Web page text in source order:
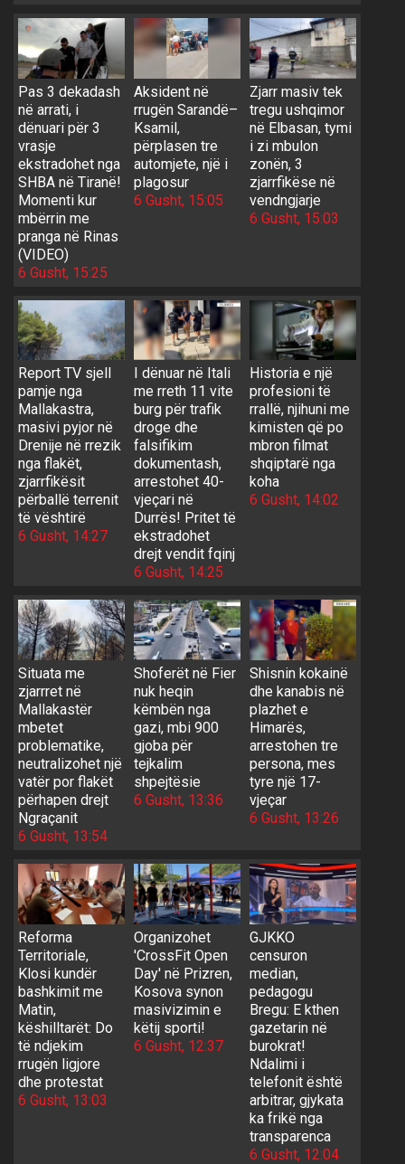
Pas 3 dekadash
në arrati, i
dënuari për 3
vrasje
ekstradohet nga
SHBA në Tiranë!
Momenti kur
mbërrin me
pranga në Rinas
(VIDEO)
6 Gusht, 15:25
Aksident në
rrugën Sarandë–
Ksamil,
përplasen tre
automjete, një i
plagosur
6 Gusht, 15:05
Zjarr masiv tek
tregu ushqimor
në Elbasan, tymi
i zi mbulon
zonën, 3
zjarrfikëse në
vendngjarje
6 Gusht, 15:03
Report TV sjell
pamje nga
Mallakastra,
masivi pyjor në
Drenije në rrezik
nga flakët,
zjarrfikësit
përballë terrenit
të vështirë
6 Gusht, 14:27
I dënuar në Itali
me rreth 11 vite
burg për trafik
droge dhe
falsifikim
dokumentash,
arrestohet 40-
vjeçari në
Durrës! Pritet të
ekstradohet
drejt vendit fqinj
6 Gusht, 14:25
Historia e një
profesioni të
rrallë, njihuni me
kimisten që po
mbron filmat
shqiptarë nga
koha
6 Gusht, 14:02
Situata me
zjarrret në
Mallakastër
mbetet
problematike,
neutralizohet një
vatër por flakët
përhapen drejt
Ngraçanit
6 Gusht, 13:54
Shoferët në Fier
nuk heqin
këmbën nga
gazi, mbi 900
gjoba për
tejkalim
shpejtësie
6 Gusht, 13:36
Shisnin kokainë
dhe kanabis në
plazhet e
Himarës,
arrestohen tre
persona, mes
tyre një 17-
vjeçar
6 Gusht, 13:26
Reforma
Territoriale,
Klosi kundër
bashkimit me
Matin,
këshilltarët: Do
të ndjekim
rrugën ligjore
dhe protestat
6 Gusht, 13:03
Organizohet
'CrossFit Open
Day' në Prizren,
Kosova synon
masivizimin e
këtij sporti!
6 Gusht, 12:37
GJKKO
censuron
median,
pedagogu
Bregu: E kthen
gazetarin në
burokrat!
Ndalimi i
telefonit është
arbitrar, gjykata
ka frikë nga
transparenca
6 Gusht, 12:04